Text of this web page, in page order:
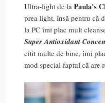
Ultra-light de la Paula's
prea light, însă pentru că
la PC îmi plac mult
Super Antioxidant
citit multe de bine, îmi
mod special faptul că are